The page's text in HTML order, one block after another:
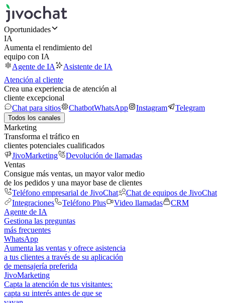
Oportunidades
IA
Aumenta el rendimiento del
equipo con IA
Agente de IA
Asistente de IA
Atención al cliente
Crea una experiencia de atención al
cliente excepcional
Chat para sitios
ChatbotWhatsApp Instagram Telegram
Todos los canales
Marketing
Transforma el tráfico en
clientes potenciales cualificados
JivoMarketing
Devolución de llamadas
Ventas
Consigue más ventas, un mayor valor medio
de los pedidos y una mayor base de clientes
Teléfono empresarial de JivoChat
Chat de equipos de JivoChat
Integraciones
Teléfono Plus Video llamadas
CRM
Agente de IA
Gestiona las preguntas
más frecuentes
WhatsApp
Aumenta las ventas y ofrece asistencia
a tus clientes a través de su aplicación
de mensajería preferida
JivoMarketing
Capta la atención de tus visitantes:
capta su interés antes de que se